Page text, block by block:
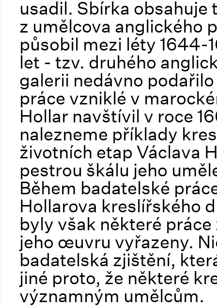
usadil. Sbírka
z umělcova anglického
působil mezi léty 1644-
let - tzv. druhého
galerii nedávno
práce vzniklé v
Hollar navštívil v roce
nalezneme příklady
životních etap Václava
pestrou škálu jeho
Během badatelské
Hollarova kreslířského
byly však některé
jeho œuvru vyřazeny.
badatelská zjištění,
jiné proto, že některé
významným umělcům.